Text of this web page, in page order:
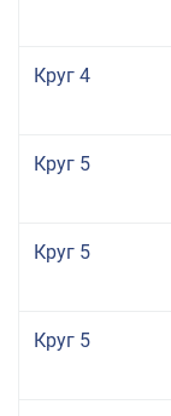
Круг 4
Круг 5
Круг 5
Круг 5